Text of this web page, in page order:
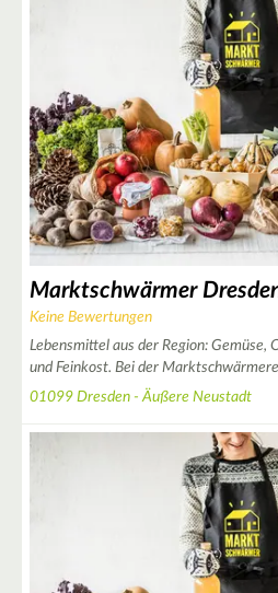
Marktschwärmer
Keine Bewertungen
Lebensmittel aus der Region: Gemüse,
und Feinkost. Bei der
01099 Dresden - Äußere Neustadt